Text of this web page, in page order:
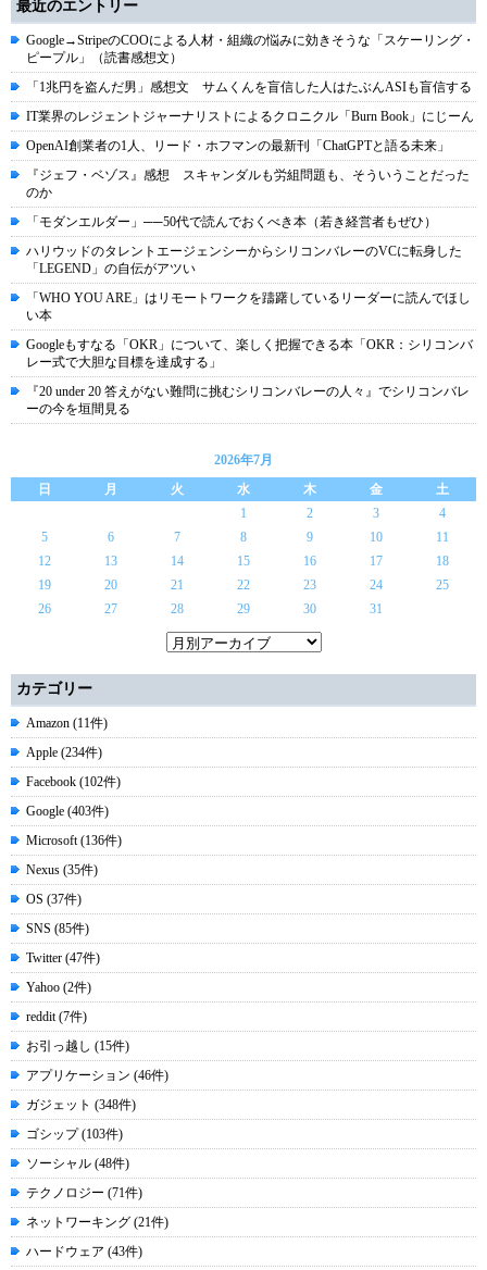
最近のエントリー
Google→StripeのCOOによる人材・組織の悩みに効きそうな「スケーリング・
ピープル」（読書感想文）
「1兆円を盗んだ男」感想文 サムくんを盲信した人はたぶんASIも盲信する
IT業界のレジェントジャーナリストによるクロニクル「Burn Book」にじーん
OpenAI創業者の1人、リード・ホフマンの最新刊「ChatGPTと語る未来」
『ジェフ・ベゾス』感想 スキャンダルも労組問題も、そういうことだった
のか
「モダンエルダー」──50代で読んでおくべき本（若き経営者もぜひ）
ハリウッドのタレントエージェンシーからシリコンバレーのVCに転身した
「LEGEND」の自伝がアツい
「WHO YOU ARE」はリモートワークを躊躇しているリーダーに読んでほし
い本
Googleもすなる「OKR」について、楽しく把握できる本「OKR：シリコンバ
レー式で大胆な目標を達成する」
『20 under 20 答えがない難問に挑むシリコンバレーの人々』でシリコンバレ
ーの今を垣間見る
2026年7月
日
月 火 水 木 金
土
1
2 3
4
5
6 7 8 9 10
11
12
13 14 15 16 17
18
19
20 21 22 23 24
25
26
27 28 29 30 31
カテゴリー
Amazon (11件)
Apple (234件)
Facebook (102件)
Google (403件)
Microsoft (136件)
Nexus (35件)
OS (37件)
SNS (85件)
Twitter (47件)
Yahoo (2件)
reddit (7件)
お引っ越し (15件)
アプリケーション (46件)
ガジェット (348件)
ゴシップ (103件)
ソーシャル (48件)
テクノロジー (71件)
ネットワーキング (21件)
ハードウェア (43件)